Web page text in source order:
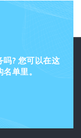
吗? 您可以在这
单里。